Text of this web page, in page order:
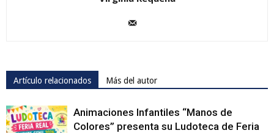
Artículo relacionados Más del autor
Animaciones Infantiles “Manos de
Colores” presenta su Ludoteca de Feria